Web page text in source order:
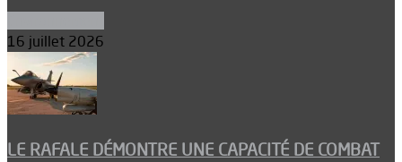
16 juillet 2026
LE RAFALE DÉMONTRE UNE CAPACITÉ DE COMBAT